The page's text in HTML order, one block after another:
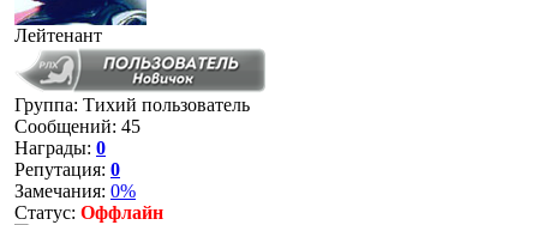
Лейтенант
Группа: Тихий пользователь
Сообщений: 45
Награды: 0
Репутация: 0
Замечания: 0%
Статус: Оффлайн